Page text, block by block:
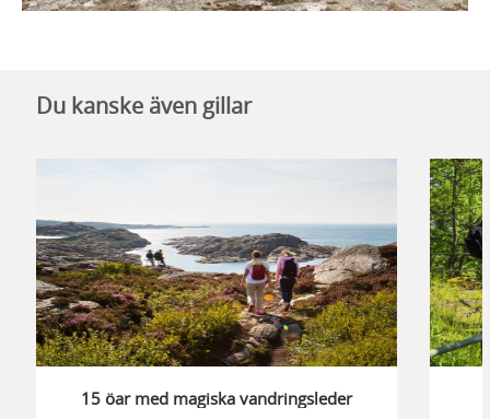
Du kanske även gillar
15 öar med magiska vandringsleder